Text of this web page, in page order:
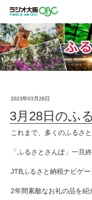
2023年03月28日
3月28日のふ
これまで、多くのふるさ
「ふるさとさんぽ」一旦
JTBふるさと納税ナビゲ
2年間素敵なお礼の品を